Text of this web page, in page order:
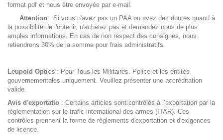
format pdf et nous être envoyée par e-mail.
Attention: Si vous n'avez pas un PAA ou avez des doutes quand à
la possibilité de l'obtenir, n'achetez pas et demandez nous de plus
amples informations. En cas de non respect des consignes, nous
retiendrons 30% de la somme pour frais administratifs.
Leupold Optics : Pour Tous les Militaires. Police et les entités
gouvernementales uniquement. Veuillez présenter une accréditation
valide.
Avis d'exportatio : Certains articles sont contrôlés à l’exportation par la
réglementation sur le trafic international des armes (ITAR). Ces
contrôles prennent la forme de règlements d'exportation et d'exigences
de licence.